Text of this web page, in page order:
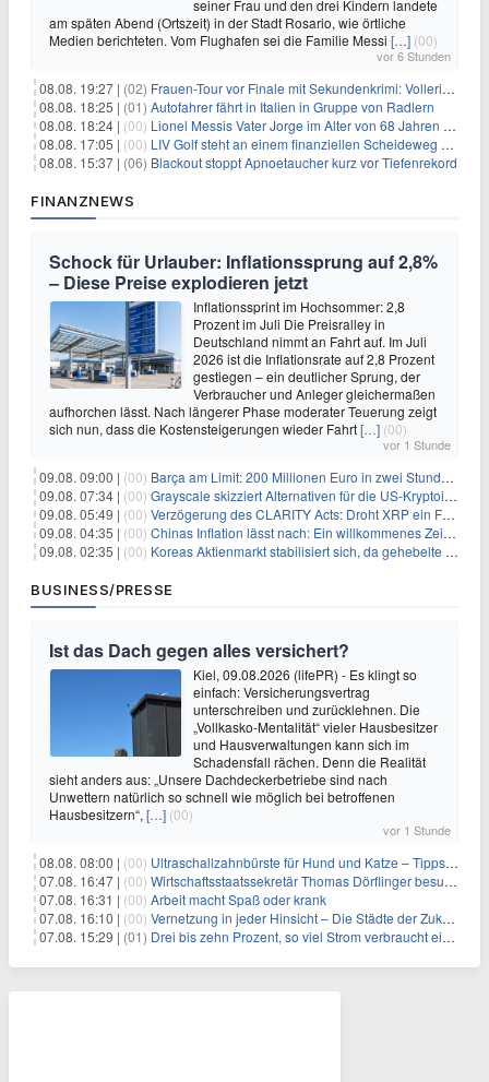
seiner Frau und den drei Kindern landete
am späten Abend (Ortszeit) in der Stadt Rosario, wie örtliche
Medien berichteten. Vom Flughafen sei die Familie Messi […] (00)
vor 6 Stunden
08.08. 19:27 | (02) Frauen-Tour vor Finale mit Sekundenkrimi: Vollering in Gelb
08.08. 18:25 | (01) Autofahrer fährt in Italien in Gruppe von Radlern
08.08. 18:24 | (00) Lionel Messis Vater Jorge im Alter von 68 Jahren gestorben
08.08. 17:05 | (00) LIV Golf steht an einem finanziellen Scheideweg auf der Suche nach neuen Investitionen
08.08. 15:37 | (06) Blackout stoppt Apnoetaucher kurz vor Tiefenrekord
FINANZNEWS
Schock für Urlauber: Inflationssprung auf 2,8%
– Diese Preise explodieren jetzt
Inflationssprint im Hochsommer: 2,8
Prozent im Juli Die Preisralley in
Deutschland nimmt an Fahrt auf. Im Juli
2026 ist die Inflationsrate auf 2,8 Prozent
gestiegen – ein deutlicher Sprung, der
Verbraucher und Anleger gleichermaßen
aufhorchen lässt. Nach längerer Phase moderater Teuerung zeigt
sich nun, dass die Kostensteigerungen wieder Fahrt[…] (00)
vor 1 Stunde
09.08. 09:00 | (00) Barça am Limit: 200 Millionen Euro in zwei Stunden – warum dieser Schuldentrip hochgefährlich wird
09.08. 07:34 | (00) Grayscale skizziert Alternativen für die US-Kryptoindustrie ohne CLARITY Act
09.08. 05:49 | (00) Verzögerung des CLARITY Acts: Droht XRP ein Fall unter die $1-Marke?
09.08. 04:35 | (00) Chinas Inflation lässt nach: Ein willkommenes Zeichen für Investoren angesichts der Folgen des Öl-Schocks
09.08. 02:35 | (00) Koreas Aktienmarkt stabilisiert sich, da gehebelte Positionen abgebaut werden
BUSINESS/PRESSE
Ist das Dach gegen alles versichert?
Kiel, 09.08.2026 (lifePR) - Es klingt so
einfach: Versicherungsvertrag
unterschreiben und zurücklehnen. Die
„Vollkasko-Mentalität“ vieler Hausbesitzer
und Hausverwaltungen kann sich im
Schadensfall rächen. Denn die Realität
sieht anders aus: „Unsere Dachdeckerbetriebe sind nach
Unwettern natürlich so schnell wie möglich bei betroffenen
Hausbesitzern“, […] (00)
vor 1 Stunde
08.08. 08:00 | (00) Ultraschallzahnbürste für Hund und Katze – Tipps zur erfolgreichen Eingewöhnung
07.08. 16:47 | (00) Wirtschaftsstaatssekretär Thomas Dörflinger besucht Handwerksbetrieb im Kammerbezirk Freiburg
07.08. 16:31 | (00) Arbeit macht Spaß oder krank
07.08. 16:10 | (00) Vernetzung in jeder Hinsicht – Die Städte der Zukunft sind grün-blau
07.08. 15:29 | (01) Drei bis zehn Prozent, so viel Strom verbraucht ein Aufzug im Gebäude